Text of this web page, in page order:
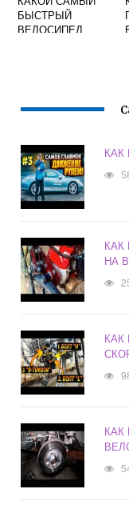
БЫСТРЫЙ
ВЕЛОСИПЕД
КАК
КАК
НА
КАК